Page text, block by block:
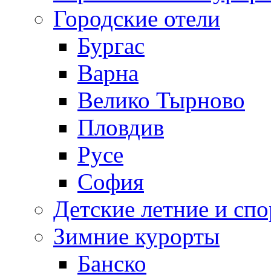
Городские отели
Бургас
Варна
Велико Тырново
Пловдив
Русе
София
Детские летние и
Зимние курорты
Банско